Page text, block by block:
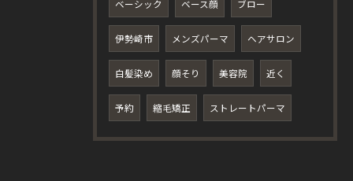
ベーシック ベース顔 ブロー
伊勢崎市 メンズパーマ ヘアサロン
白髪染め 顔そり 美容院 近く
予約 縮毛矯正 ストレートパーマ